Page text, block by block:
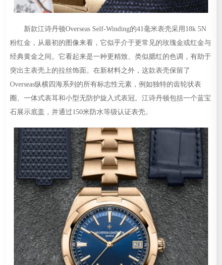
新款江诗丹顿Overseas Self-Winding的41毫米表壳采用18k 5N
粉红金，从最初的图像来看，它似乎介于更常见的玫瑰金或红金与
经典黄金之间。它看起来是一种更精致、类似腮红的色调，有助于
突出主表壳上的拉丝饰面。在新材料之外，这款表壳保留了
Overseas纵横四海系列的所有标志性元素，例如独特的齿轮状表
圈、一体式表耳和小型无防护旋入式表冠。江诗丹顿包括一个蓝宝
石展示底盖，并通过150米防水等级认证表壳。